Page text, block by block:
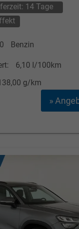
14 Tage
Benzin
6,10 l/100km
g/km
»